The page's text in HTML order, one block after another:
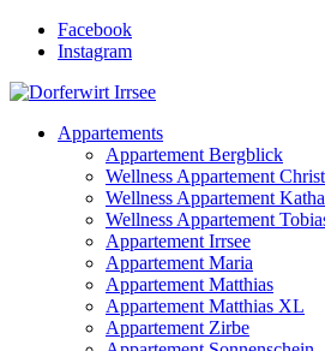
Facebook
Instagram
Appartements
Appartement Bergblick
Wellness Appartement
Wellness Appartement
Wellness Appartement
Appartement Irrsee
Appartement Maria
Appartement Matthias
Appartement Matthias XL
Appartement Zirbe